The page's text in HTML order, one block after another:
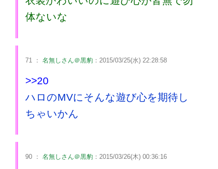
体ないな
71 ： 名無しさん＠黒豹 ：2015/03/25(水) 22:28:58
>>20
ハロのMVにそんな遊び心を期待し
ちゃいかん
90 ： 名無しさん＠黒豹 ：2015/03/26(木) 00:36:16